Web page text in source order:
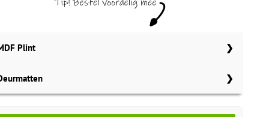
Plint
70x12 mm
Meter Aantal
MDF plinten 70x12 mm
Meter